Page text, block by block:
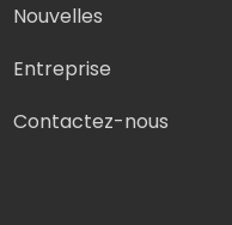
Nouvelles
Entreprise
Contactez-nous